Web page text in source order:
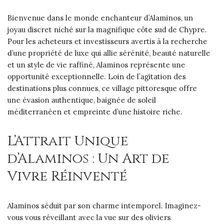
Bienvenue dans le monde enchanteur d’Alaminos, un
joyau discret niché sur la magnifique côte sud de Chypre.
Pour les acheteurs et investisseurs avertis à la recherche
d’une propriété de luxe qui allie sérénité, beauté naturelle
et un style de vie raffiné, Alaminos représente une
opportunité exceptionnelle. Loin de l’agitation des
destinations plus connues, ce village pittoresque offre
une évasion authentique, baignée de soleil
méditerranéen et empreinte d’une histoire riche.
L’Attrait Unique
d’Alaminos : Un Art de
Vivre Réinventé
Alaminos séduit par son charme intemporel. Imaginez-
vous vous réveillant avec la vue sur des oliviers